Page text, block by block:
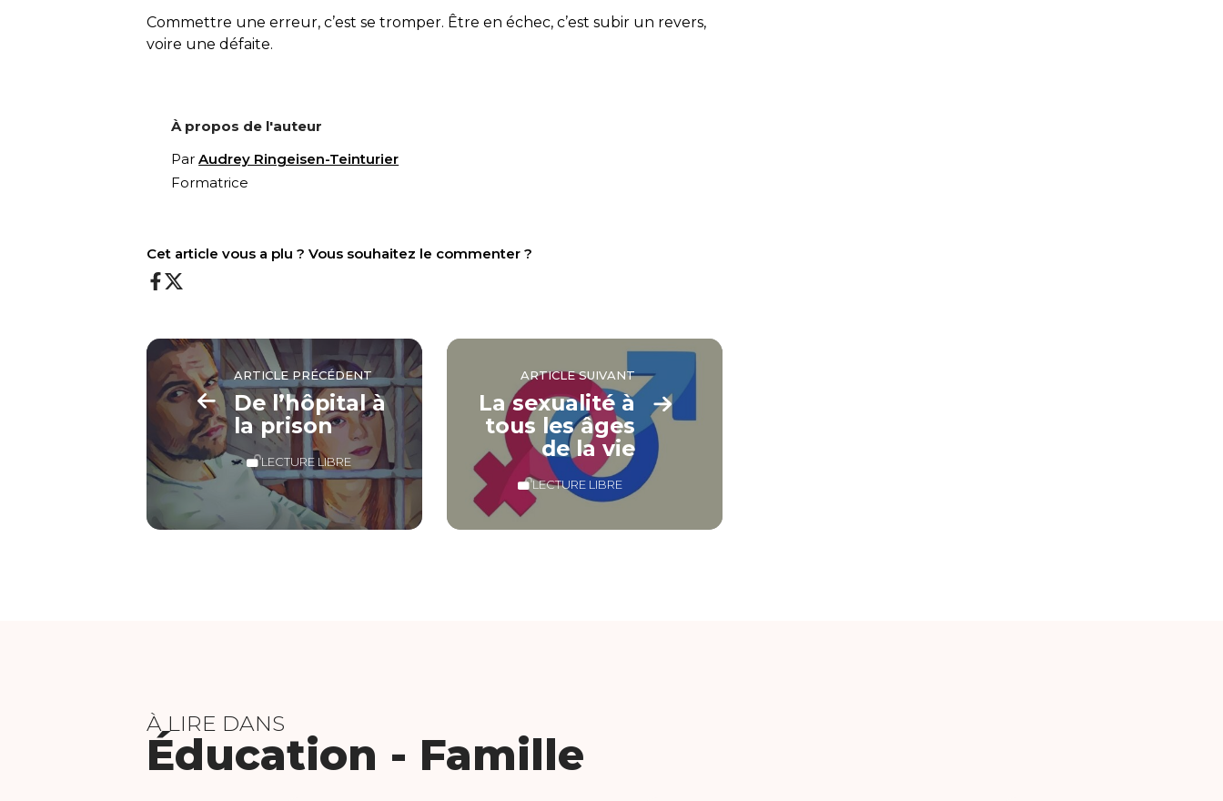
Commettre une erreur, c’est se tromper. Être en échec, c’est subir un revers,
voire une défaite.
À propos de l'auteur
ParAudrey Ringeisen-Teinturier
Formatrice
Cet article vous a plu ? Vous souhaitez le commenter ?
ARTICLE PRÉCÉDENT
De l’hôpital à
la prison
LECTURE LIBRE
ARTICLE SUIVANT
La sexualité à
tous les âges
de la vie
LECTURE LIBRE
À LIRE DANS
Éducation - Famille